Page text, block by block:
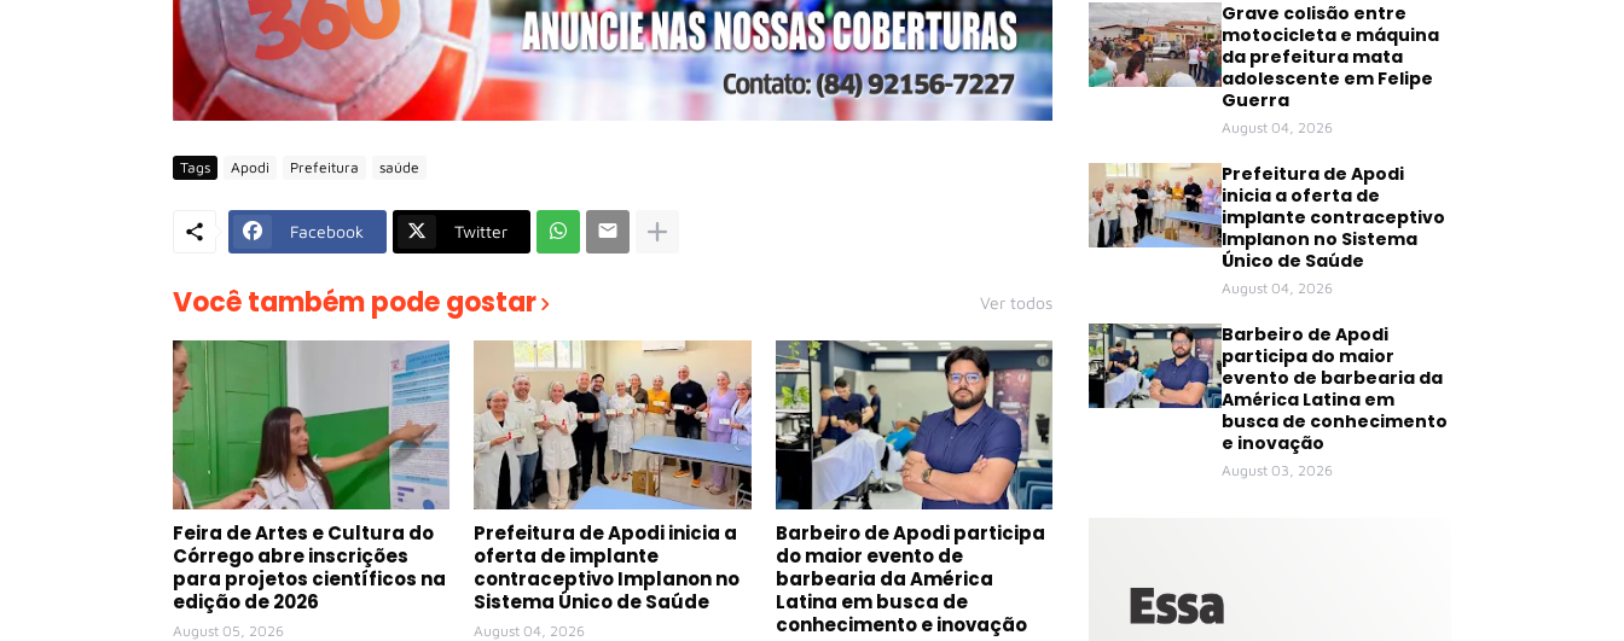
Tags Apodi Prefeitura saúde
Facebook Twitter
Você também pode gostar Ver todos
Feira de Artes e Cultura do
Córrego abre inscrições
para projetos científicos na
edição de 2026
August 05, 2026
Prefeitura de Apodi inicia a
oferta de implante
contraceptivo Implanon no
Sistema Único de Saúde
August 04, 2026
Barbeiro de Apodi participa
do maior evento de
barbearia da América
Latina em busca de
conhecimento e inovação
Grave colisão entre
motocicleta e máquina
da prefeitura mata
adolescente em Felipe
Guerra
August 04, 2026
Prefeitura de Apodi
inicia a oferta de
implante contraceptivo
Implanon no Sistema
Único de Saúde
August 04, 2026
Barbeiro de Apodi
participa do maior
evento de barbearia da
América Latina em
busca de conhecimento
e inovação
August 03, 2026